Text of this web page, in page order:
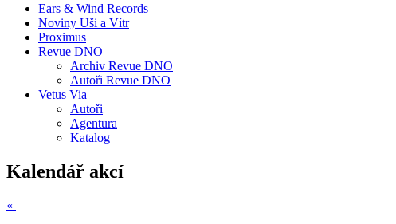
Ears & Wind Records
Noviny Uši a Vítr
Proximus
Revue DNO
Archiv Revue DNO
Autoři Revue DNO
Vetus Via
Autoři
Agentura
Katalog
Kalendář akcí
«